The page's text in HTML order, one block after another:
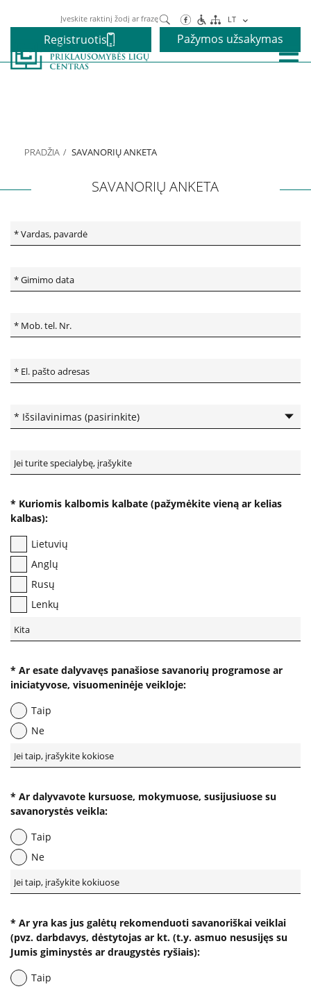
Paieška LT
Registruotis Pažymos užsakymas
Elgesio priklausomybės gydymas
Vaikams ir paaugliams
Paslaugos artimiesiems
Mokamos paslaugos
Paslaugos apmokamos iš PSD fondo
Kitos paslaugos
Anoniminės paslaugos
Apsvaigimo nustatymas ir biologinių terpių paėmimas
Remisijos patvirtinimas
Mokymai specialistams
Valstybinės įstaigos
Nevyriausybinės organizacijos
Priklausomybių konsultantai
Žemo slenksčio paslaugos
CRAFT specialistų konsultacijos
Informacija psichikos sveikatos centrams
PRADŽIA SAVANORIŲ ANKETA
SAVANORIŲ ANKETA
* Kuriomis kalbomis kalbate (pažymėkite vieną ar kelias
kalbas):
Lietuvių
Anglų
Rusų
Lenkų
* Ar esate dalyvavęs panašiose savanorių programose ar
iniciatyvose, visuomeninėje veikloje:
Taip
Ne
* Ar dalyvavote kursuose, mokymuose, susijusiuose su
savanorystės veikla:
Taip
Ne
* Ar yra kas jus galėtų rekomenduoti savanoriškai veiklai
(pvz. darbdavys, dėstytojas ar kt. (t.y. asmuo nesusijęs su
Jumis giminystės ar draugystės ryšiais):
Taip